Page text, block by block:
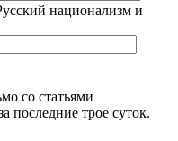
национализм и
со статьями
последние трое суток.